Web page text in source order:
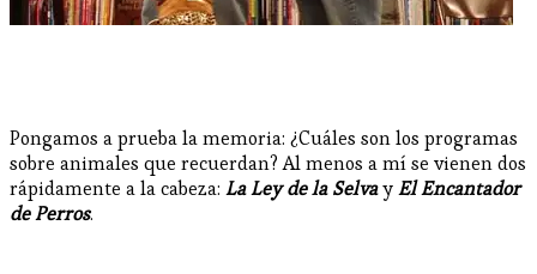
Pongamos a prueba la memoria: ¿Cuáles son los programas
sobre animales que recuerdan? Al menos a mí se vienen dos
rápidamente a la cabeza: La Ley de la SelvayEl Encantador
de Perros.